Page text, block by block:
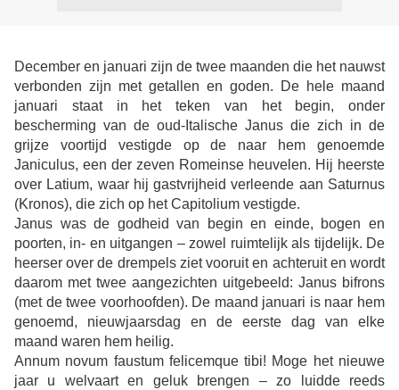
December en januari zijn de twee maanden die het nauwst
verbonden zijn met getallen en goden. De hele maand
januari staat in het teken van het begin, onder
bescherming van de oud-Italische Janus die zich in de
grijze voortijd vestigde op de naar hem genoemde
Janiculus, een der zeven Romeinse heuvelen. Hij heerste
over Latium, waar hij gastvrijheid verleende aan Saturnus
(Kronos), die zich op het Capitolium vestigde.
Janus was de godheid van begin en einde, bogen en
poorten, in- en uitgangen – zowel ruimtelijk als tijdelijk. De
heerser over de drempels ziet vooruit en achteruit en wordt
daarom met twee aangezichten uitgebeeld: Janus bifrons
(met de twee voorhoofden). De maand januari is naar hem
genoemd, nieuwjaarsdag en de eerste dag van elke
maand waren hem heilig.
Annum novum faustum felicemque tibi! Moge het nieuwe
jaar u welvaart en geluk brengen – zo luidde reeds